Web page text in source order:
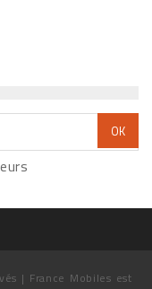
| France Mobiles est